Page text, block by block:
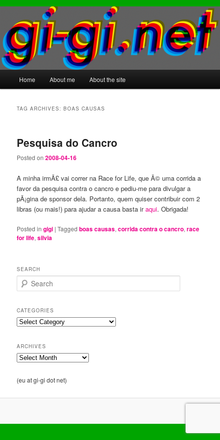
Skip
content
Skip
content
Home About me About the site
TAG ARCHIVES:BOAS CAUSAS
Pesquisa do Cancro
Posted on2008-04-16
A minha irmÃ£ vai correr na Race for Life, que Ã© uma corrida a
favor da pesquisa contra o cancro e pediu-me para divulgar a
pÃ¡gina de sponsor dela. Portanto, quem quiser contribuir com 2
libras (ou mais!) para ajudar a causa basta iraqui. Obrigada!
Posted in gigi |Tagged boas causas,corrida contra o cancro,race
for life,silvia
SEARCH
e
r
c
h
CATEGORIES
Categories
ARCHIVES
Archives
(eu at gi-gi dot net)